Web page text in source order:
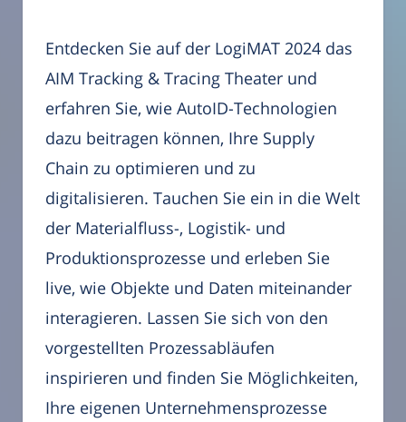
Entdecken Sie auf der LogiMAT 2024 das
AIM Tracking & Tracing Theater und
erfahren Sie, wie AutoID-Technologien
dazu beitragen können, Ihre Supply
Chain zu optimieren und zu
digitalisieren. Tauchen Sie ein in die Welt
der Materialfluss-, Logistik- und
Produktionsprozesse und erleben Sie
live, wie Objekte und Daten miteinander
interagieren. Lassen Sie sich von den
vorgestellten Prozessabläufen
inspirieren und finden Sie Möglichkeiten,
Ihre eigenen Unternehmensprozesse